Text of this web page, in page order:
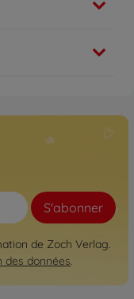
S'abonner
de Zoch Verlag.
des données.